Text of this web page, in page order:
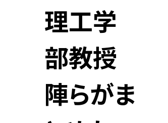
理工学
部教授
陣らがま